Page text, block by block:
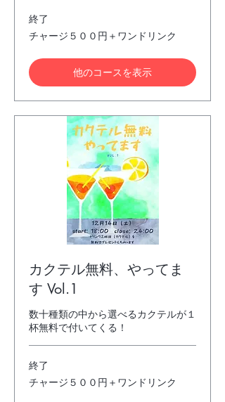
終了
チ
ャ
ジ
５
０
円
チャージ５００円＋ワンドリンク
他のコースを表示
カクテル無料、やってま
す Vol.1
数十種類の中から選べるカクテルが１
杯無料で付いてくる！
終了
チ
ャ
チャージ５００円＋ワンドリンク